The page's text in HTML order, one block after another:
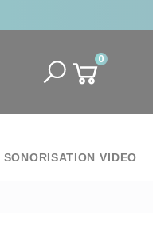
0
SONORISATION VIDEO